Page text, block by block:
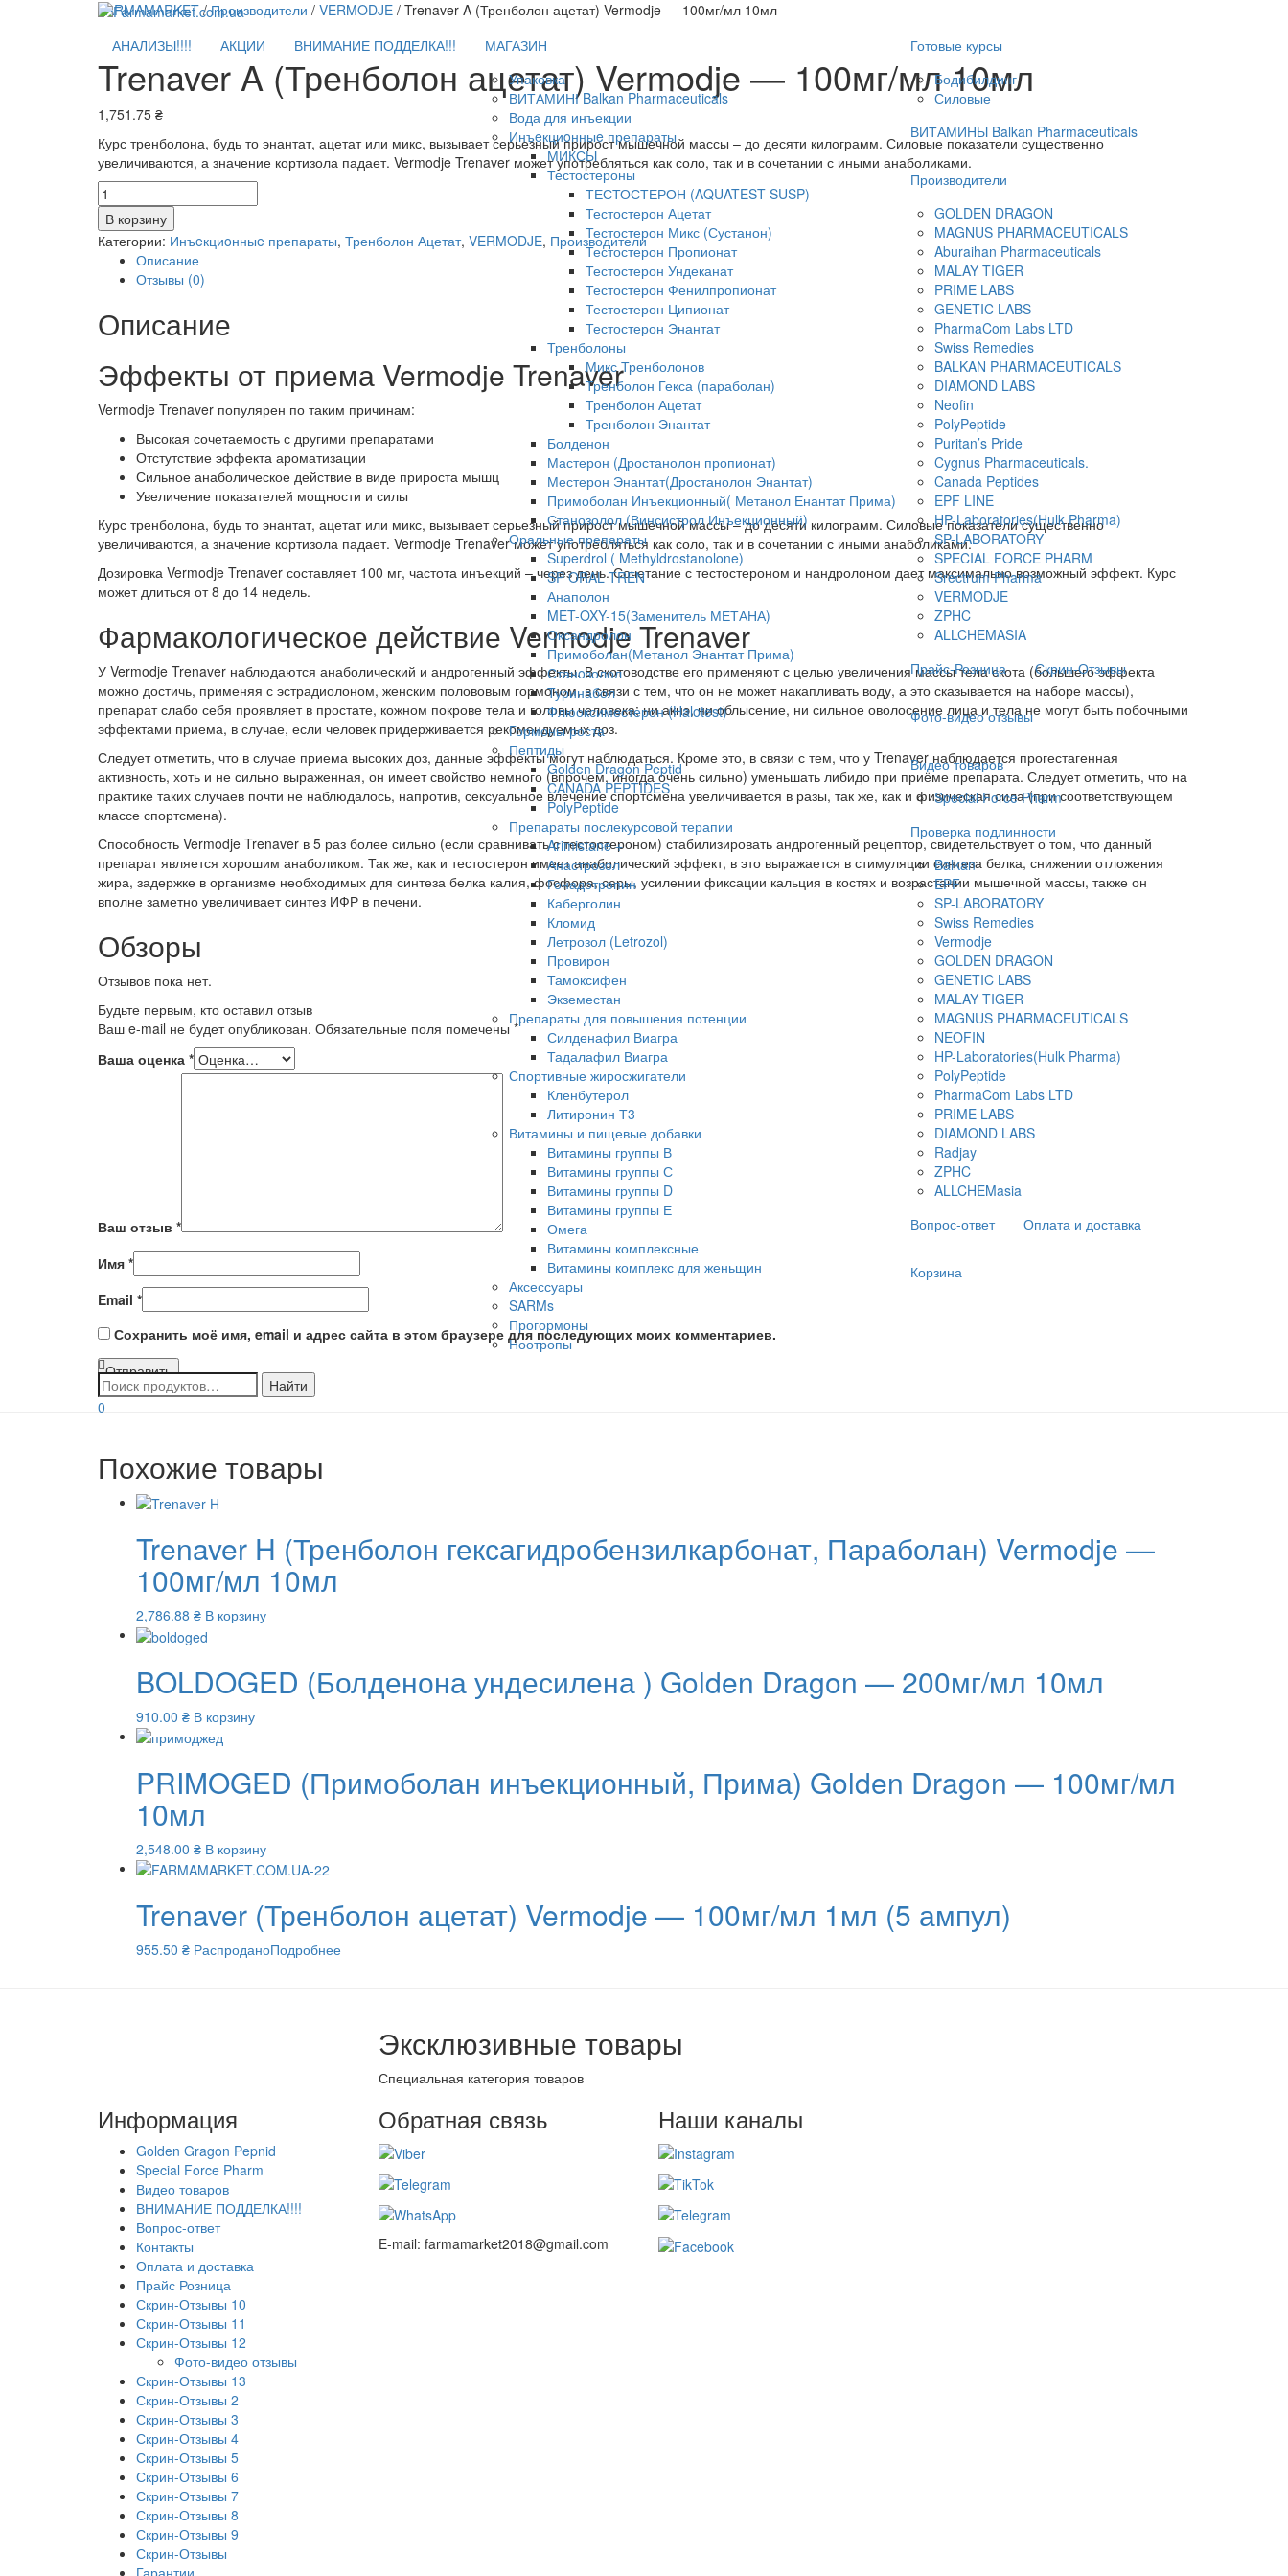
АНАЛИЗЫ!!!! АКЦИИ ВНИМАНИЕ ПОДДЕЛКА!!!
МАГАЗИН
Упаковка
ВИТАМИНІ Balkan Pharmaceuticals
Вода для инъекции
Инъeкциoнныe препараты
МИКСЫ
Тестостероны
ТЕСТОСТЕРОН (AQUATEST SUSP)
Тестостерон Ацетат
Тестостерон Микс (Сустанон)
Тестостерон Пропионат
Тестостерон Ундеканат
Тестостерон Фенилпропионат
Тестостерон Ципионат
Тестостерон Энантат
Тренболоны
Микс Тренболонов
Тренболон Гекса (параболан)
Тренболон Ацетат
Тренболон Энантат
Болденон
Мастерон (Дростанолон пропионат)
Местерон Энантат(Дростанолон Энантат)
Примоболан Инъекционный( Метанол Енантат Прима)
Станозолол (Винсистрол Инъекционный)
Оральные препараты
Superdrol ( Methyldrostanolone)
SP ORAL TREN
Анаполон
MET-OXY-15(Заменитель МЕТАНА)
Оксандролон
Примоболан(Метанол Энантат Прима)
Станoзолол
Туринабол
Флюоксиместерон (Halotest)
Гормоны роста
Пептиды
Golden Dragon Peptid
CANADA PEPTIDES
PolyPeptide
Препараты послекурсовой терапии
Arimistane +
Анастрозол
Гонадотропин
Каберголин
Кломид
Летрозол (Letrozol)
Провирон
Тамоксифен
Экземестан
Препараты для повышения потенции
Силденафил Виагра
Тадалафил Виагра
Спортивные жиросжигатели
Кленбутерол
Литиронин Т3
Витамины и пищевые добавки
Витамины группы В
Витамины группы С
Витамины группы D
Витамины группы Е
Омега
Витамины комплексные
Витамины комплекс для женьщин
Аксессуары
SARMs
Прогормоны
Ноотропы
Готовые курсы
Бодибилдинг
Силовые
ВИТАМИНЫ Balkan Pharmaceuticals
Производители
GOLDEN DRAGON
MAGNUS PHARMACEUTICALS
Aburaihan Pharmaceuticals
MALAY TIGER
PRIME LABS
GENETIC LABS
PharmaCom Labs LTD
Swiss Remedies
BALKAN PHARMACEUTICALS
DIAMOND LABS
Neofin
PolyPeptide
Puritan’s Pride
Cygnus Pharmaceuticals.
Canada Peptides
EPF LINE
HP-Laboratories(Hulk Pharma)
SP-LABORATORY
SPECIAL FORCE PHARM
Srectrum Pharma
VERMODJE
ZPHC
ALLCHEMASIA
Прайс-Розница
Скрин-Отзывы
Фото-видео отзывы
Видео товаров
Special Force Pharm
Проверка подлинности
Balkan
EPF
SP-LABORATORY
Swiss Remedies
Vermodje
GOLDEN DRAGON
GENETIC LABS
MALAY TIGER
MAGNUS PHARMACEUTICALS
NEOFIN
HP-Laboratories(Hulk Pharma)
PolyPeptide
PharmaCom Labs LTD
PRIME LABS
DIAMOND LABS
Radjay
ZPHC
ALLCHEMasia
Вопрос-ответ
Оплата и доставка
Корзина
0
FARMAMARKET/Производители / VERMODJE / Trenaver A (Тренболон ацетат) Vermodje — 100мг/мл 10мл
Trenaver A (Тренболон ацетат) Vermodje — 100мг/мл 10мл
1,751.75 ₴
Курс тренболона, будь то энантат, ацетат или микс, вызывает серьезный прирост мышечной массы – до десяти килограмм. Силовые показатели существенно
увеличиваются, а значение кортизола падает. Vermodje Trenaver может употребляться как соло, так и в сочетании с иными анаболиками.
Количество
Trenaver
A
(Тренболон
ацетат)
Vermodje
100мг/
10мл
В корзину
Категории: Инъeкциoнныe препараты, Тренболон Ацетат, VERMODJE, Производители
Описание
Отзывы (0)
Описание
Эффекты от приема Vermodje Trenaver
Vermodje Trenaver популярен по таким причинам:
Высокая сочетаемость с другими препаратами
Отстутствие эффекта ароматизации
Сильное анаболическое действие в виде прироста мышц
Увеличение показателей мощности и силы
Курс тренболона, будь то энантат, ацетат или микс, вызывает серьезный прирост мышечной массы – до десяти килограмм. Силовые показатели существенно
увеличиваются, а значение кортизола падает. Vermodje Trenaver может употребляться как соло, так и в сочетании с иными анаболиками.
Дозировка Vermodje Trenaver составляет 100 мг, частота инъекций – через день. Сочетание с тестостероном и нандролоном дает максимально возможный эффект. Курс
может длиться от 8 до 14 недель.
Фармакологическое действие Vermodje Trenaver
У Vermodje Trenaver наблюдаются анаболический и андрогенный эффекты. В скотоводстве его применяют с целью увеличения массы тела скота (большего эффекта
можно достичь, применяя с эстрадиолоном, женским полововым гормоном, в связи с тем, что он не может накапливать воду, а это сказывается на наборе массы),
препарат слабо себя проявляет в простате, кожном покрове тела и головы человека; ни акнэ, ни облысение, ни сильное оволосение лица и тела не могут быть побочными
эффектами приема, в случае, если человек придерживается рекомендуемых доз.
Следует отметить, что в случае приема высоких доз, данные эффекты могут наблюдаться. Кроме это, в связи с тем, что у Trenaver наблюдается прогестагенная
активность, хоть и не сильно выраженная, он имеет свойство немного (впрочем, иногда очень сильно) уменьшать либидо при приёме препарата. Следует отметить, что на
практике таких случаев почти не наблюдалось, напротив, сексуальное влечение спортсмена увеличивается в разы, так же, как и физическая сила (при соответствующем
классе спортсмена).
Способность Vermodje Trenaver в 5 раз более сильно (если сравнивать с тестостероном) стабилизировать андрогенный рецептор, свидетельствует о том, что данный
препарат является хорошим анаболиком. Так же, как и тестостерон имеет анаболический эффект, в это выражается в стимуляции синтеза белка, снижении отложения
жира, задержке в организме необходимых для синтеза белка калия, фосфора, серы, усилении фиксации кальция в костях и возрастании мышечной массы, также он
вполне заметно увеличивает синтез ИФР в печени.
Обзоры
Отзывов пока нет.
Будьте первым, кто оставил отзыв
Ваш e-mail не будет опубликован. Обязательные поля помечены*
Ваша оценка *
Ваш отзыв *
Имя *
Email *
Сохранить моё имя, email и адрес сайта в этом браузере для последующих моих комментариев.
Похожие товары
Trenaver H (Тренболон гексагидробензилкарбонат, Параболан) Vermodje —
100мг/мл 10мл
2,786.88 ₴ В корзину
BOLDOGED (Болденона ундесилена ) Golden Dragon — 200мг/мл 10мл
910.00 ₴ В корзину
PRIMOGED (Примоболан инъекционный, Прима) Golden Dragon — 100мг/мл
10мл
2,548.00 ₴ В корзину
Trenaver (Тренболон ацетат) Vermodje — 100мг/мл 1мл (5 ампул)
955.50 ₴ РаспроданоПодробнее
Эксклюзивные товары
Специальная категория товаров
Информация
Golden Gragon Pepnid
Special Force Pharm
Видео товаров
ВНИМАНИЕ ПОДДЕЛКА!!!!
Вопрос-ответ
Контакты
Оплата и доставка
Прайс Розница
Скрин-Отзывы 10
Скрин-Отзывы 11
Скрин-Отзывы 12
Фото-видео отзывы
Скрин-Отзывы 13
Скрин-Отзывы 2
Скрин-Отзывы 3
Скрин-Отзывы 4
Скрин-Отзывы 5
Скрин-Отзывы 6
Скрин-Отзывы 7
Скрин-Отзывы 8
Скрин-Отзывы 9
Скрин-Отзывы
Обратная связь
E-mail: farmamarket2018@gmail.com
Наши каналы